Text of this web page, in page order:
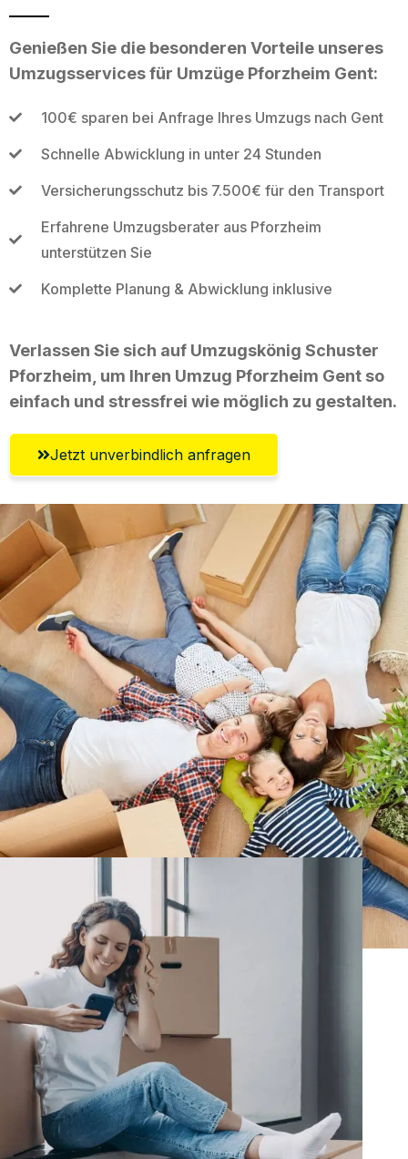
Genießen Sie die besonderen Vorteile unseres
Umzugsservices für Umzüge Pforzheim Gent:
100€ sparen bei Anfrage Ihres Umzugs nach Gent
Schnelle Abwicklung in unter 24 Stunden
Versicherungsschutz bis 7.500€ für den Transport
Erfahrene Umzugsberater aus Pforzheim
unterstützen Sie
Komplette Planung & Abwicklung inklusive
Verlassen Sie sich auf Umzugskönig Schuster
Pforzheim, um Ihren Umzug Pforzheim Gent so
einfach und stressfrei wie möglich zu gestalten.
Jetzt unverbindlich anfragen